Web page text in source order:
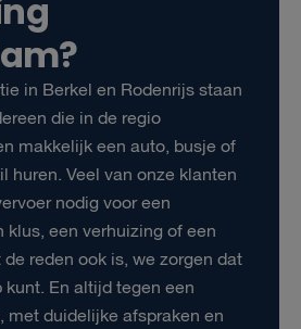
in Berkel en Rodenrijs staan
die in de regio
makkelijk een auto, busje of
huren. Veel van onze klanten
nodig voor een
klus, een verhuizing of een
reden ook is, we zorgen dat
En altijd tegen een
met duidelijke afspraken en